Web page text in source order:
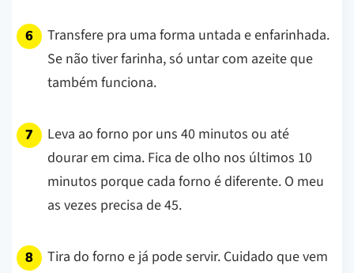
Transfere pra uma forma untada e enfarinhada.
Se não tiver farinha, só untar com azeite que
também funciona.
Leva ao forno por uns 40 minutos ou até
dourar em cima. Fica de olho nos últimos 10
minutos porque cada forno é diferente. O meu
as vezes precisa de 45.
Tira do forno e já pode servir. Cuidado que vem